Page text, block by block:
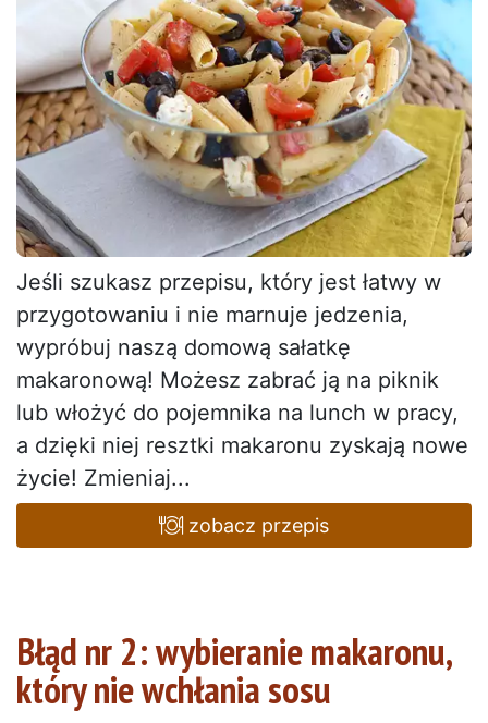
Jeśli szukasz przepisu, który jest łatwy w
przygotowaniu i nie marnuje jedzenia,
wypróbuj naszą domową sałatkę
makaronową! Możesz zabrać ją na piknik
lub włożyć do pojemnika na lunch w pracy,
a dzięki niej resztki makaronu zyskają nowe
życie! Zmieniaj...
zobacz przepis
Błąd nr 2: wybieranie makaronu,
który nie wchłania sosu